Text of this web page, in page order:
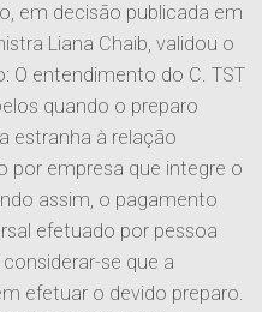
e M&A
em decisão publicada em
Liana Chaib, validou o
O entendimento do C. TST
quando o preparo
estranha à relação
por empresa que integre o
assim, o pagamento
efetuado por pessoa
se que a
efetuar o devido preparo.